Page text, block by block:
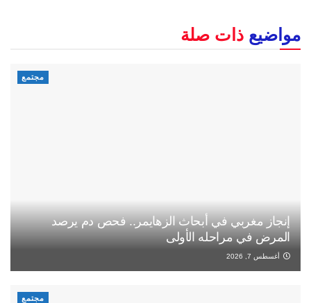
مواضيع ذات صلة
مجتمع
إنجاز مغربي في أبحاث الزهايمر.. فحص دم يرصد
المرض في مراحله الأولى
أغسطس 7, 2026
مجتمع